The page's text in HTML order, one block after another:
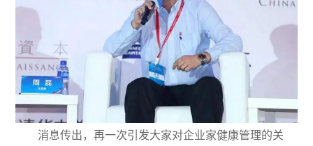
消息传出，再一次引发大家对企业家健康管理的关